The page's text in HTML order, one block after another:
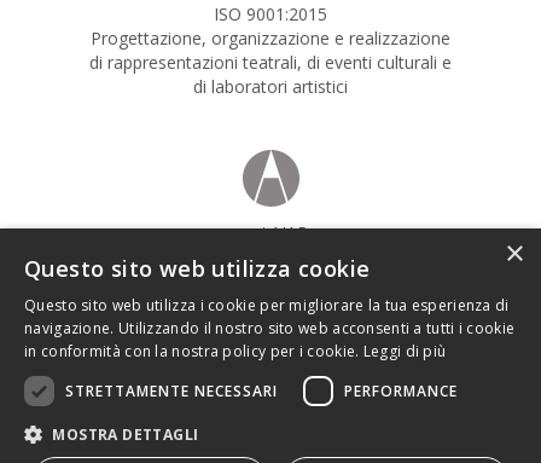
ISO 9001:2015
Progettazione, organizzazione e realizzazione
di rappresentazioni teatrali, di eventi culturali e
di laboratori artistici
soci AIAP
Associazione italiana design della comunicazione visiva
tel:+390832.346903• mail:amministrazione@bigsur.it• pec:bigsur@pec.bigsur.it
×
Questo sito web utilizza cookie
Questo sito web utilizza i cookie per migliorare la tua esperienza di
navigazione. Utilizzando il nostro sito web acconsenti a tutti i cookie
in conformità con la nostra policy per i cookie. Leggi di più
STRETTAMENTE NECESSARI
PERFORMANCE
MOSTRA DETTAGLI